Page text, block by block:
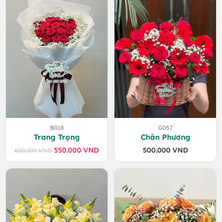
800.000 VND.
B018
Trang Trọng
600.000VND Giá
gốc
là:
550.000 VND
Giá
hiện
tại
G057
Chân Phương
500.000 VND